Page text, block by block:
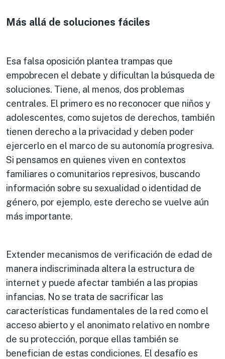
Más allá de soluciones fáciles
Esa falsa oposición plantea trampas que
empobrecen el debate y dificultan la búsqueda de
soluciones. Tiene, al menos, dos problemas
centrales. El primero es no reconocer que niños y
adolescentes, como sujetos de derechos, también
tienen derecho a la privacidad y deben poder
ejercerlo en el marco de su autonomía progresiva.
Si pensamos en quienes viven en contextos
familiares o comunitarios represivos, buscando
información sobre su sexualidad o identidad de
género, por ejemplo, este derecho se vuelve aún
más importante.
Extender mecanismos de verificación de edad de
manera indiscriminada altera la estructura de
internet y puede afectar también a las propias
infancias. No se trata de sacrificar las
características fundamentales de la red como el
acceso abierto y el anonimato relativo en nombre
de su protección, porque ellas también se
benefician de estas condiciones. El desafío es